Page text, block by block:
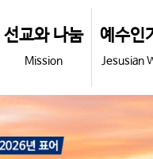
선교와 나눔
Mission
예수인
Jesusian